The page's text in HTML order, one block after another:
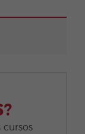
cursos